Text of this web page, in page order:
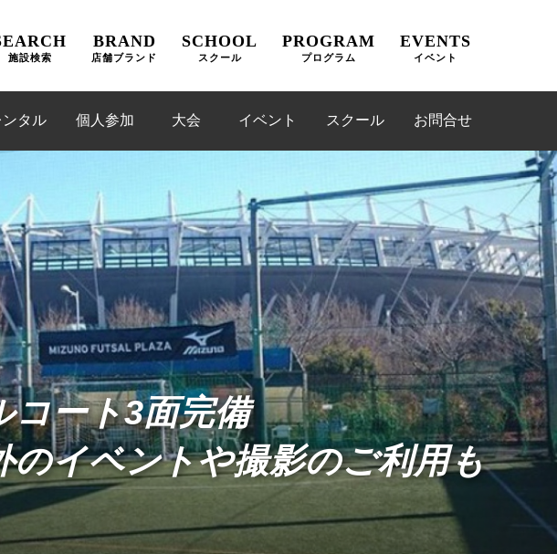
施設検索
BRAND
店舗ブランド
SCHOOL
スクール
PROGRAM
プログラム
EVENTS
イベント
ンタル 個人参加 大会 イベント スクール お問合せ
コート3面完備
のイベントや撮影のご利用も